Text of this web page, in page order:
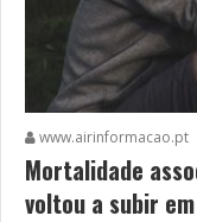
www.airinformacao.pt
Mortalidade
voltou a subir